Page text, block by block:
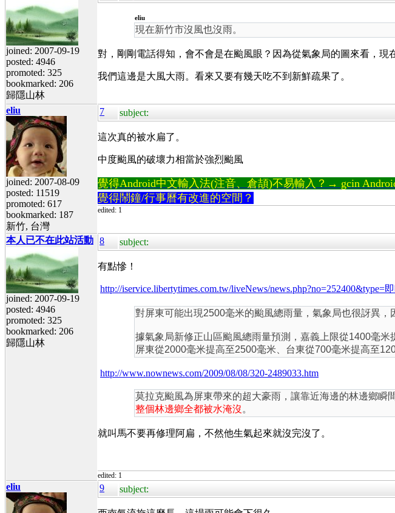
joined: 2007-09-19
posted: 4946
promoted: 325
bookmarked: 206
歸隱山林
eliu
現在新竹市沒風也沒雨。
對，剛剛電話得知，會不會是在颱風眼？因為從氣象局的圖來看，現
我們這邊是大風大雨。看來又要有幾天吃不到新鮮疏果了。
eliu
joined: 2007-08-09
posted: 11519
promoted: 617
bookmarked: 187
新竹, 台灣
7 subject:
這次真的被水扁了。
中度颱風的破壞力相當於強烈颱風
覺得Android中文輸入法(注音、倉頡)不易輸入？→ gcin
覺得鬧鐘/行事曆有改進的空間？
edited: 1
本人已不在此站活動
joined: 2007-09-19
posted: 4946
promoted: 325
bookmarked: 206
歸隱山林
8 subject:
有點慘！
http://iservice.libertytimes.com.tw/liveNews/news.php?no=252400&type=
對屏東可能出現2500毫米的颱風總雨量，氣象局也很訝異，
據氣象局新修正山區颱風總雨量預測，嘉義上限從1400毫
屏東從2000毫米提高至2500毫米、台東從700毫米提高至
http://www.nownews.com/2009/08/08/320-2489033.htm
莫拉克颱風為屏東帶來的超大豪雨，讓靠近海邊的林邊鄉瞬
整個林邊鄉全都被水淹沒 。
就叫馬不要再修理阿扁，不然他生氣起來就沒完沒了。
edited: 1
eliu 9 subject: